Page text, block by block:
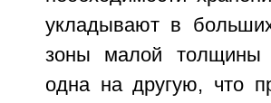
укладывают в
зоны малой толщины
одна на другую, что